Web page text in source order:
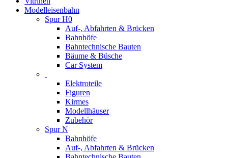
Modelleisenbahn
Spur H0
Auf-, Abfahrten & Brücken
Bahnhöfe
Bahntechnische Bauten
Bäume & Büsche
Car System
Elektroteile
Figuren
Kirmes
Modellhäuser
Zubehör
Spur N
Bahnhöfe
Auf-, Abfahrten & Brücken